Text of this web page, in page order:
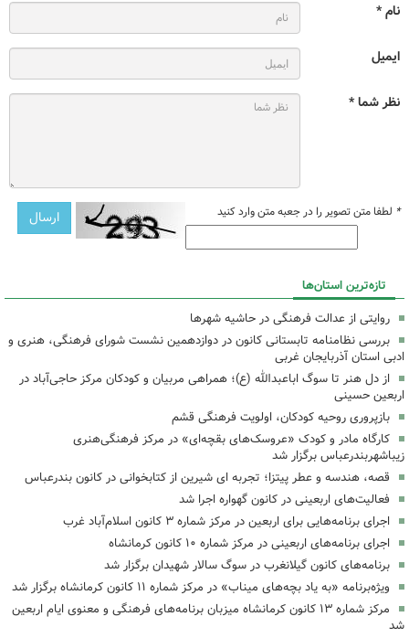
نام *
ایمیل
نظر شما *
* لطفا متن تصویر را در جعبه متن وارد کنید
تازه‌ترین استان‌ها
روایتی از عدالت فرهنگی در حاشیه شهرها
بررسی نظامنامه تابستانی کانون در دوازدهمین نشست شورای فرهنگی، هنری و
ادبی استان آذربایجان غربی
از دل هنر تا سوگ اباعبدالله (ع)؛ همراهی مربیان و کودکان مرکز حاجی‌آباد در
اربعین حسینی
بازپروری روحیه کودکان، اولویت فرهنگی قشم
کارگاه مادر و کودک «عروسک‌های بقچه‌ای» در مرکز فرهنگی‌هنری
زیباشهربندرعباس برگزار شد
قصه، هندسه و عطر پیتزا؛ تجربه ای شیرین از کتابخوانی در کانون بندرعباس
فعالیت‌های اربعینی در کانون گهواره اجرا شد
اجرای برنامه‌هایی برای اربعین در مرکز شماره ۳ کانون اسلام‌آباد غرب
اجرای برنامه‌های اربعینی در مرکز شماره ۱۰ کانون کرمانشاه
برنامه‌های کانون گیلانغرب در سوگ سالار شهیدان برگزار شد
ویژه‌برنامه «به یاد بچه‌های میناب» در مرکز شماره ۱۱ کانون کرمانشاه برگزار شد
مرکز شماره ۱۳ کانون کرمانشاه میزبان برنامه‌های فرهنگی و معنوی ایام اربعین
شد